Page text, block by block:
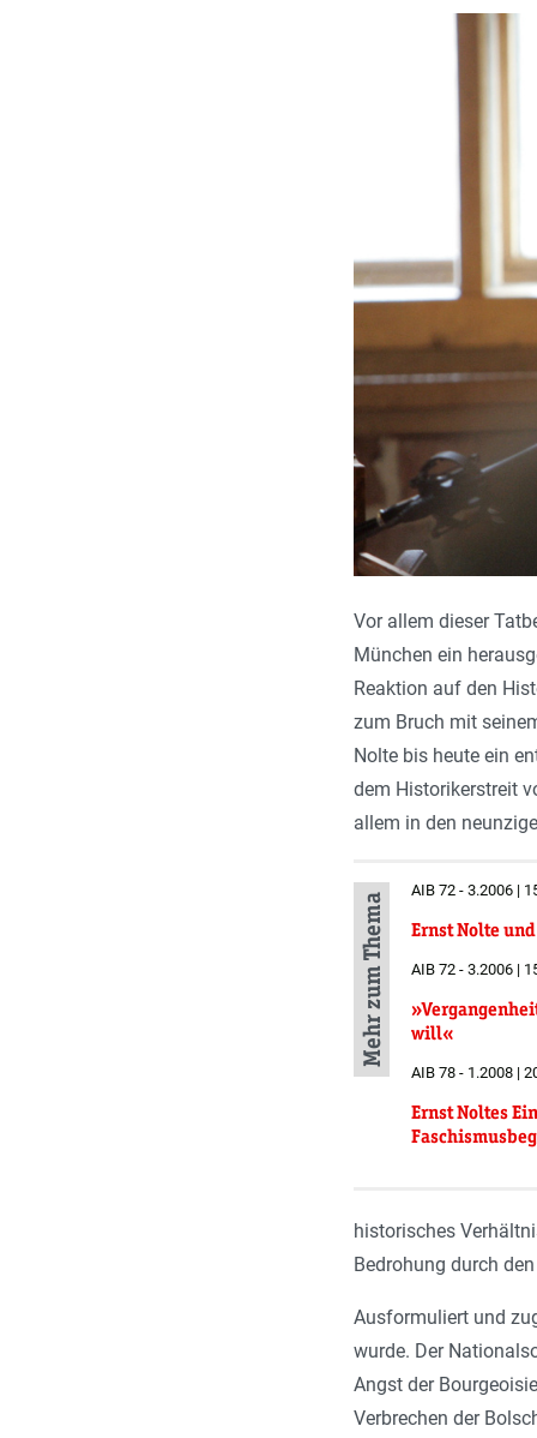
Vor allem dieser
München ein
Reaktion auf den
zum Bruch mit
Nolte bis heute ein
dem Historikerstreit
allem in den
Mehr zum Thema
AIB 72 - 3.2006 |
Ernst Nolte
AIB 72 - 3.2006 |
will«
AIB 78 - 1.2008 |
Ernst Noltes
historisches
Bedrohung durch
Ausformuliert und
wurde. Der
Angst der
Verbrechen der